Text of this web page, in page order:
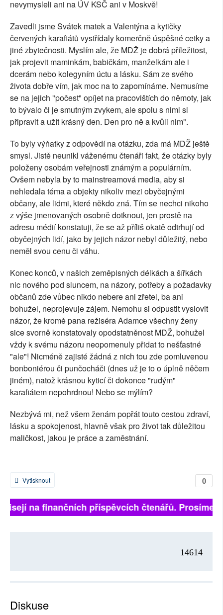
nevymysleli ani na ÚV KSČ ani v Moskvě!
Zavedli jsme Svátek matek a Valentýna a kytičky
červených karafiátů vystřídaly komerčně úspěšné cetky a
jiné zbytečnosti. Myslím ale, že MDŽ je dobrá příležitost,
jak projevit maminkám, babičkám, manželkám ale i
dcerám nebo kolegyním úctu a lásku. Sám ze svého
života dobře vím, jak moc na to zapomínáme. Nemusíme
se na jejich "počest" opíjet na pracovištích do němoty, jak
to bývalo či je smutným zvykem, ale spolu s nimi si
připravit a užít krásný den. Den pro ně a kvůli nim".
To byly výňatky z odpovědí na otázku, zda má MDŽ ještě
smysl. Jistě neunikl váženému čtenáři fakt, že otázky byly
položeny osobám veřejnosti známým a populárním.
Ovšem nebyla by to mainstreamová media, aby si
nehledala téma a objekty nikoliv mezi obyčejnými
občany, ale lidmi, které někdo zná. Tím se nechci nikoho
z výše jmenovaných osobně dotknout, jen prostě na
adresu médií konstatuji, že se až příliš okatě odtrhují od
obyčejných lidí, jako by jejich názor nebyl důležitý, nebo
neměl svou cenu či váhu.
Konec konců, v našich zeměpisných délkách a šířkách
nic nového pod sluncem, na názory, potřeby a požadavky
občanů zde vůbec nikdo nebere ani zřetel, ba ani
bohužel, neprojevuje zájem. Nemohu si odpustit vyslovit
názor, že kromě pana režiséra Adamce všechny ženy
sice svorně konstatovaly opodstatněnost MDŽ, bohužel
vždy k svému názoru neopomenuly přidat to nešťastné
"ale"! Nicméně zajisté žádná z nich tou zde pomluvenou
bonboniérou či punčocháči (dnes už je to o úplně něčem
jiném), natož krásnou kyticí či dokonce "rudým"
karafiátem nepohrdnou! Nebo se mýlím?
Nezbývá mi, než všem ženám popřát touto cestou zdraví,
lásku a spokojenost, hlavně však pro život tak důležitou
maličkost, jakou je práce a zaměstnání.
0
Vytisknout
na finančních příspěvcích čtenářů. Prosíme,
14614
Diskuse